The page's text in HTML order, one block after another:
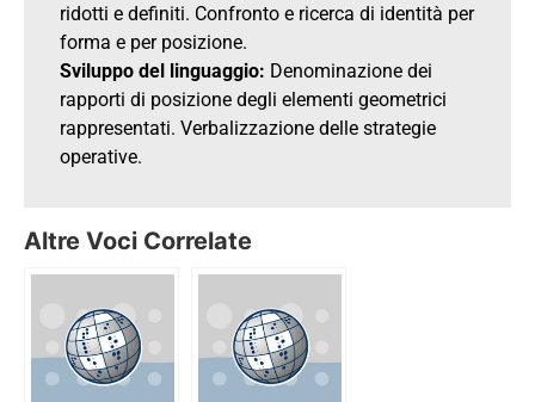
ridotti e definiti. Confronto e ricerca di identità per
forma e per posizione.
Sviluppo del linguaggio: Denominazione dei
rapporti di posizione degli elementi geometrici
rappresentati. Verbalizzazione delle strategie
operative.
Altre Voci Correlate